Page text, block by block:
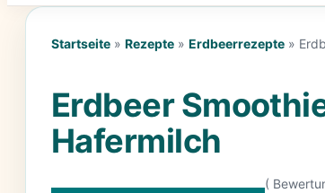
Startseite » Rezepte » Erdbeerrezepte »
Erdbeer
Hafermilch
(